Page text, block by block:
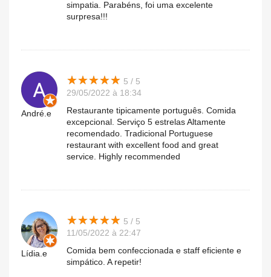
simpatia. Parabéns, foi uma excelente
surpresa!!!
André.e
★★★★★
★★★★★ 5 / 5
29/05/2022 à 18:34
Restaurante tipicamente português. Comida
excepcional. Serviço 5 estrelas Altamente
recomendado. Tradicional Portuguese
restaurant with excellent food and great
service. Highly recommended
Lídia.e
★★★★★
★★★★★ 5 / 5
11/05/2022 à 22:47
Comida bem confeccionada e staff eficiente e
simpático. A repetir!